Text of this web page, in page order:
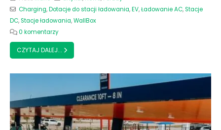
Charging,Dotacje do stacji ładowania,EV,Ładowanie AC,Stacje
DC,Stacje ładowania,WallBox
0 komentarzy
CZYTAJ DALEJ...